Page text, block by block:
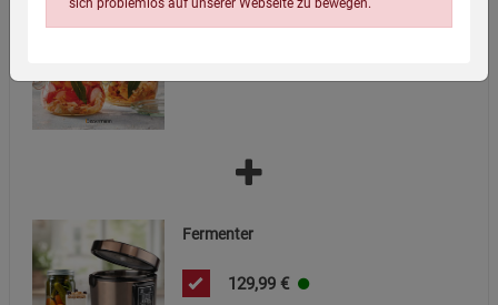
9,99 €
Fermenter
129,99 €
sich problemlos auf unserer Webseite zu bewegen.
Zurück Einstellungen speichern für die Gruppe
Einwilligung nicht erteilen